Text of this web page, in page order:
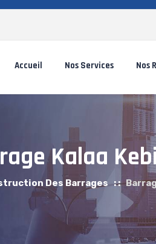
Accueil Nos Services Nos
Kalaa
Des Barrages: :